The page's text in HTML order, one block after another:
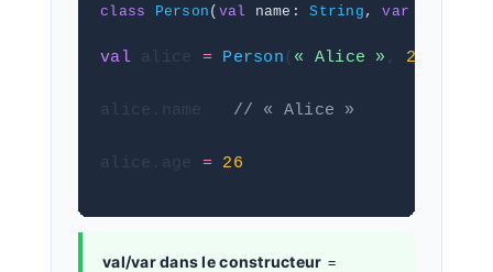
class Person ( val name: String , var
val alice = Person ( « Alice » , 25
alice.name // « Alice »
alice.age = 26
val/var dans le constructeur =